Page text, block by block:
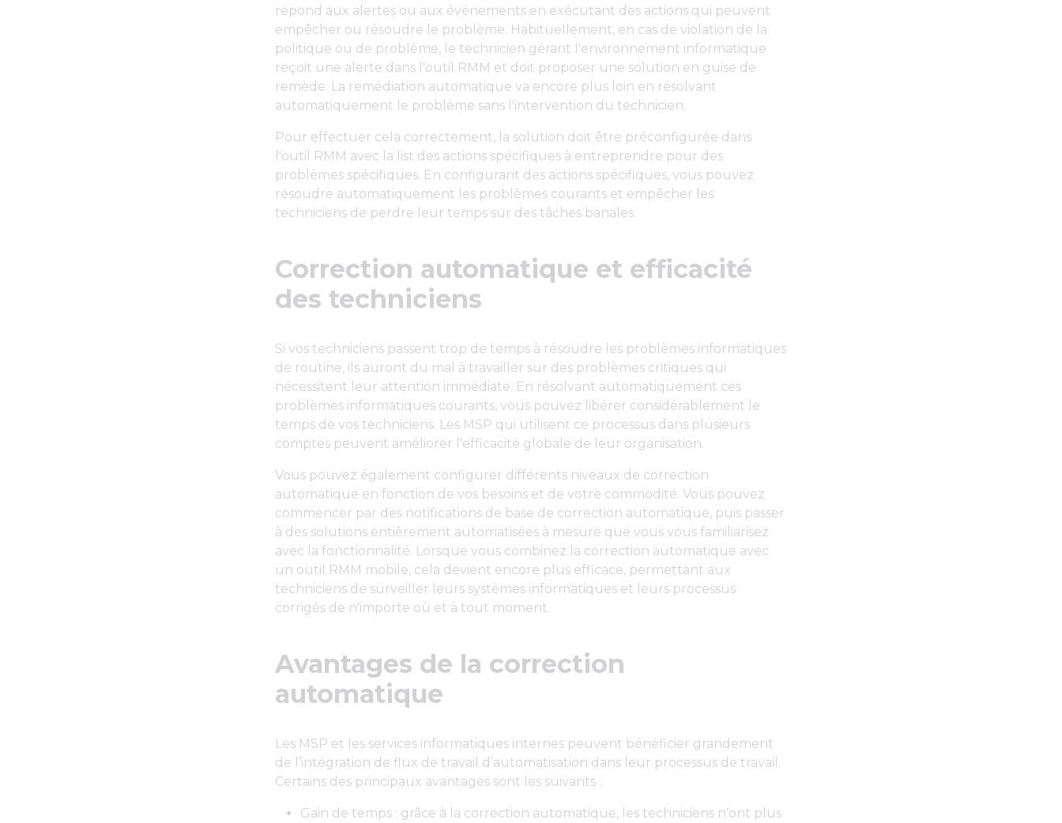
répond aux alertes ou aux événements en exécutant des actions qui peuvent
empêcher ou résoudre le problème. Habituellement, en cas de violation de la
politique ou de problème, le technicien gérant l'environnement informatique
reçoit une alerte dans l'outil RMM et doit proposer une solution en guise de
remède. La remédiation automatique va encore plus loin en résolvant
automatiquement le problème sans l'intervention du technicien.
Pour effectuer cela correctement, la solution doit être préconfigurée dans
l'outil RMM avec la list des actions spécifiques à entreprendre pour des
problèmes spécifiques. En configurant des actions spécifiques, vous pouvez
résoudre automatiquement les problèmes courants et empêcher les
techniciens de perdre leur temps sur des tâches banales.
Correction automatique et efficacité
des techniciens
Si vos techniciens passent trop de temps à résoudre les problèmes informatiques
de routine, ils auront du mal à travailler sur des problèmes critiques qui
nécessitent leur attention immédiate. En résolvant automatiquement ces
problèmes informatiques courants, vous pouvez libérer considérablement le
temps de vos techniciens. Les MSP qui utilisent ce processus dans plusieurs
comptes peuvent améliorer l'efficacité globale de leur organisation.
Vous pouvez également configurer différents niveaux de correction
automatique en fonction de vos besoins et de votre commodité. Vous pouvez
commencer par des notifications de base de correction automatique, puis passer
à des solutions entièrement automatisées à mesure que vous vous familiarisez
avec la fonctionnalité. Lorsque vous combinez la correction automatique avec
un outil RMM mobile, cela devient encore plus efficace, permettant aux
techniciens de surveiller leurs systèmes informatiques et leurs processus
corrigés de n'importe où et à tout moment.
Avantages de la correction
automatique
Les MSP et les services informatiques internes peuvent bénéficier grandement
de l’intégration de flux de travail d’automatisation dans leur processus de travail.
Certains des principaux avantages sont les suivants :
Gain de temps : grâce à la correction automatique, les techniciens n'ont plus